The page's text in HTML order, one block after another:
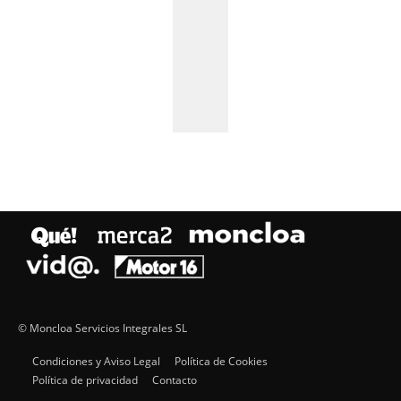
© Moncloa Servicios Integrales SL
Condiciones y Aviso Legal
Política de Cookies
Política de privacidad
Contacto